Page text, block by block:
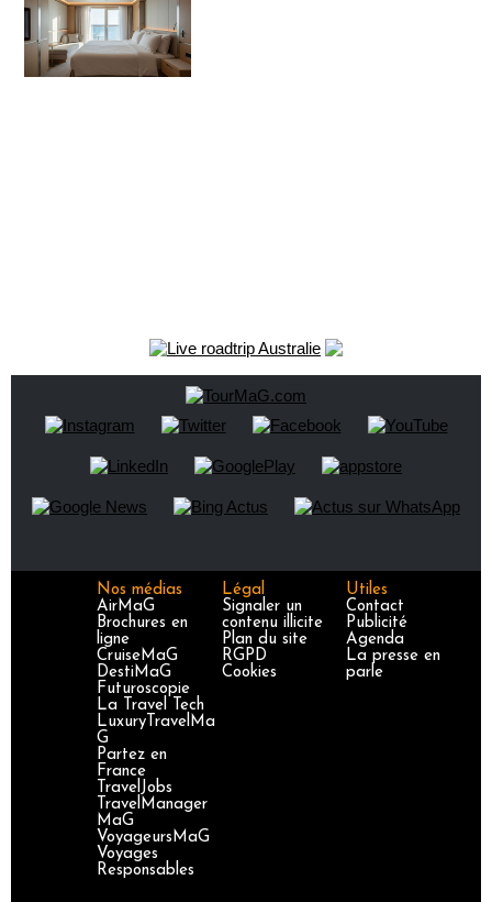
Nos médias
AirMaG
Brochures en
ligne
CruiseMaG
DestiMaG
Futuroscopie
La Travel Tech
LuxuryTravelMa
G
Partez en
France
TravelJobs
TravelManager
MaG
VoyageursMaG
Voyages
Responsables
Légal
Signaler un
contenu illicite
Plan du site
RGPD
Cookies
Utiles
Contact
Publicité
Agenda
La presse en
parle